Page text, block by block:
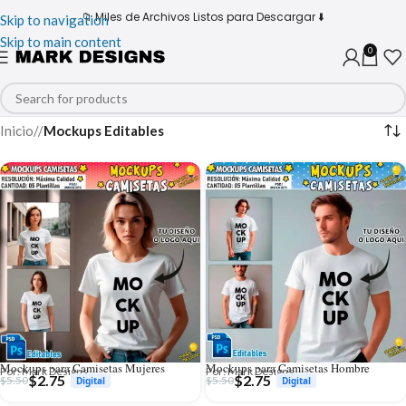
Skip to navigation
Skip to main content
📁 Miles de Archivos Listos para Descargar ⬇️
0
Inicio/ Mockups Editables
Mockups para Camisetas Mujeres
Por: Mark Designs
$5.50$2.75
Mockups para Camisetas Hombre
Por: Mark Designs
$5.50$2.75